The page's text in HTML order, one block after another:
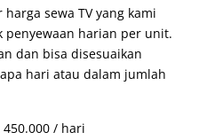
sewa TV yang kami
harian per unit.
dan bisa disesuaikan
hari atau dalam jumlah
450.000 / hari